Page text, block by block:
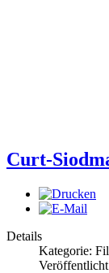
Curt-
Details
Kategorie: